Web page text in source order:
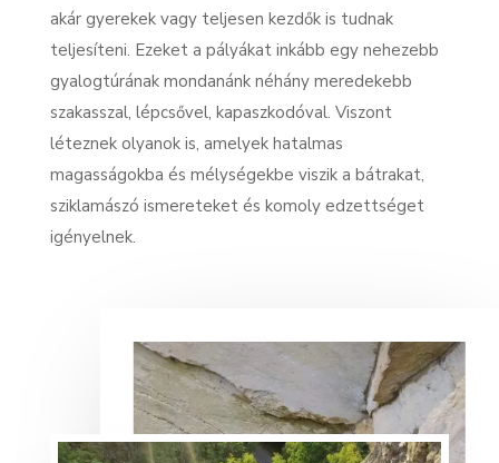
akár gyerekek vagy teljesen kezdők is tudnak
teljesíteni. Ezeket a pályákat inkább egy nehezebb
gyalogtúrának mondanánk néhány meredekebb
szakasszal, lépcsővel, kapaszkodóval. Viszont
léteznek olyanok is, amelyek hatalmas
magasságokba és mélységekbe viszik a bátrakat,
sziklamászó ismereteket és komoly edzettséget
igényelnek.